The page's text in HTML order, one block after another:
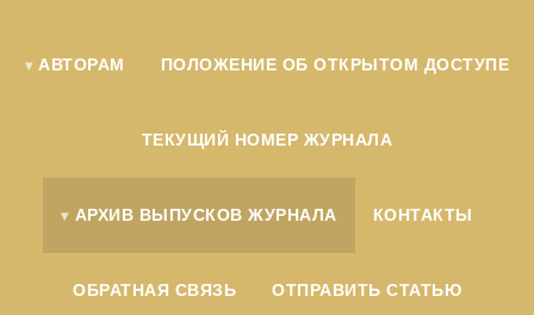
АВТОРАМ ПОЛОЖЕНИЕ ОБ ОТКРЫТОМ ДОСТУПЕ
ТЕКУЩИЙ НОМЕР ЖУРНАЛА
АРХИВ ВЫПУСКОВ ЖУРНАЛА КОНТАКТЫ
ОБРАТНАЯ СВЯЗЬ ОТПРАВИТЬ СТАТЬЮ